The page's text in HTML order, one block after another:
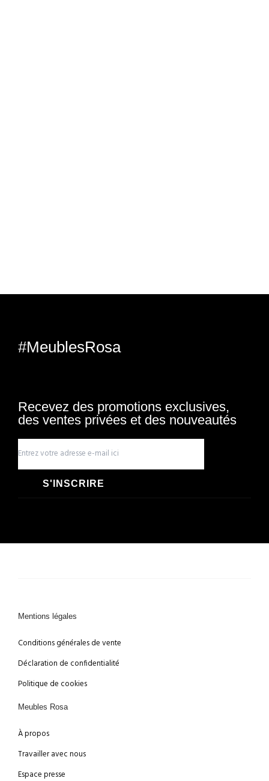
#MeublesRosa
Recevez des promotions exclusives,
des ventes privées et des nouveautés
S'INSCRIRE
Mentions légales
Conditions générales de vente
Déclaration de confidentialité
Politique de cookies
Meubles Rosa
À propos
Travailler avec nous
Espace presse